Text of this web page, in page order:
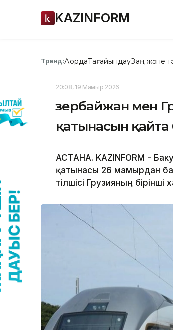
KAZINFORM
Тренд:АқордаТағайындауЗаң және
20:08, 19 Мамыр 2026
Әзербайжан мен
қатынасын
АСТАНА. KAZINFORM -
қатынасы 26 мамырдан
тілшісі Грузияның